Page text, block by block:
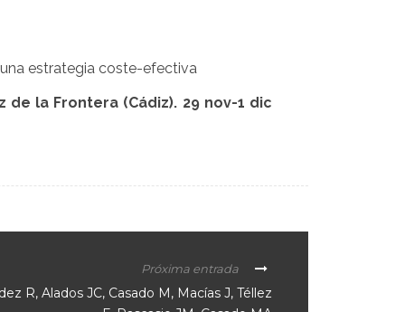
estrategia coste-efectiva
de la Frontera (Cádiz). 29 nov-1 dic
Próxima entrada
R, Alados JC, Casado M, Macías J, Téllez